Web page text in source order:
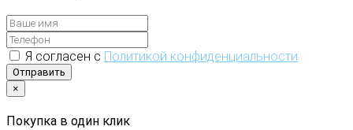
Я согласен с Политикой конфиденциальности
Отправить
×
Покупка в один клик